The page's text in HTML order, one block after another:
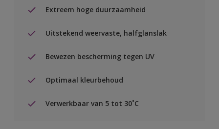
Extreem hoge duurzaamheid
Uitstekend weervaste, halfglanslak
Bewezen bescherming tegen UV
Optimaal kleurbehoud
Verwerkbaar van 5 tot 30˚C